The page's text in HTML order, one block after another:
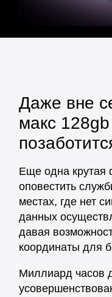
Даже вне
макс
Еще одна
оповестить
местах, где нет
данных
давая
координаты для
Миллиард часов